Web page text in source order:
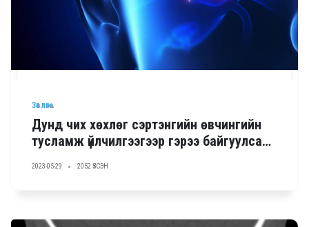
Зөвлөгөө
Дунд чих хөхлөг сэртэнгийн өвчингийн
тусламж үйлчилгээгээр гэрээ байгуулсан
2023-05-29 2052 ҮЗСЭН